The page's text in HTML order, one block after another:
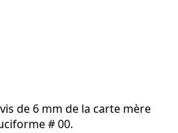
de 6 mm de la carte mère
# 00.